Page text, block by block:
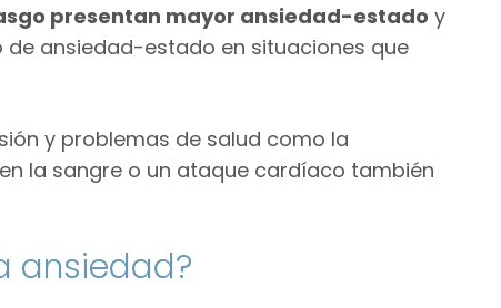
presentan mayor ansiedad-estado y
ansiedad-estado en situaciones que
y problemas de salud como la
la sangre o un ataque cardíaco también
ansiedad?